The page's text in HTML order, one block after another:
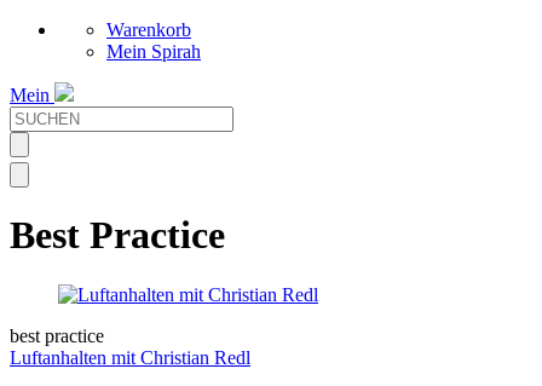
Warenkorb
Mein Spirah
Mein
Best Practice
best practice
Luftanhalten mit Christian Redl